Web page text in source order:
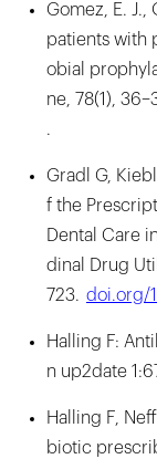
Gomez, E. J.,
patients with
obial
ne, 78(1),
.
Gradl G,
f the
Dental Care
dinal Drug
723. doi.org/
Halling F:
n up2date
Halling F,
biotic